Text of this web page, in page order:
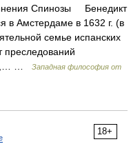
Спинозы Бенедикт
в Амстердаме в 1632 г. (в
семье испанских
преследований
…
Западная философия от
18+